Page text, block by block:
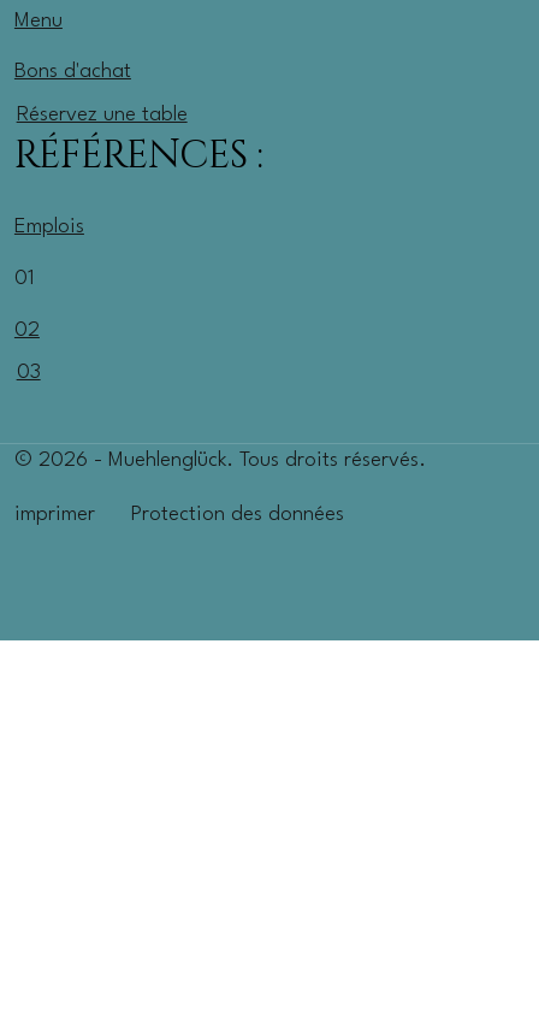
Menu
Bons d'achat
Réservez une table
RÉFÉRENCES :
Emplois
01
02
03
© 2026 - Muehlenglück. Tous droits réservés.
imprimer Protection des données